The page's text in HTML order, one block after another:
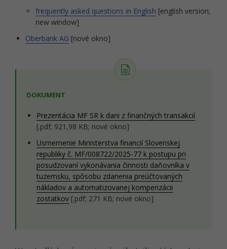
frequently asked questions in English [english version;
new window]
Oberbank AG [nové okno]
DOKUMENT
Prezentácia MF SR k dani z finančných transakcií
[.pdf; 921,98 KB; nové okno]
Usmernenie Ministerstva financií Slovenskej
republiky č. MF/008722/2025-77 k postupu pri
posudzovaní vykonávania činnosti daňovníka v
tuzemsku, spôsobu zdanenia preúčtovaných
nákladov a automatizovanej kompenzácii
zostatkov [.pdf; 271 KB; nové okno]